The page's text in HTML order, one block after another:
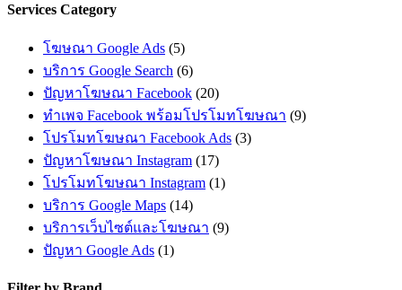
Services Category
โฆษณา Google Ads (5)
บริการ Google Search (6)
ปัญหาโฆษณา Facebook (20)
ทำเพจ Facebook พร้อมโปรโมทโฆษณา (9)
โปรโมทโฆษณา Facebook Ads (3)
ปัญหาโฆษณา Instagram (17)
โปรโมทโฆษณา Instagram (1)
บริการ Google Maps (14)
บริการเว็บไซต์และโฆษณา (9)
ปัญหา Google Ads (1)